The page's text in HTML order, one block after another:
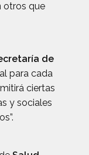
otros que
de
para cada
ciertas
y sociales